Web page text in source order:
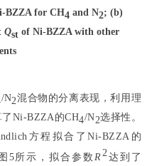
BZZA for CH4 and N2; (b)
Qstof Ni-BZZA with other
/N2混合物的分离表现，利用理
Ni-BZZA的CH4/N2选择性。
方程拟合了Ni-BZZA的
图5所示，拟合参数 R 2 达到了